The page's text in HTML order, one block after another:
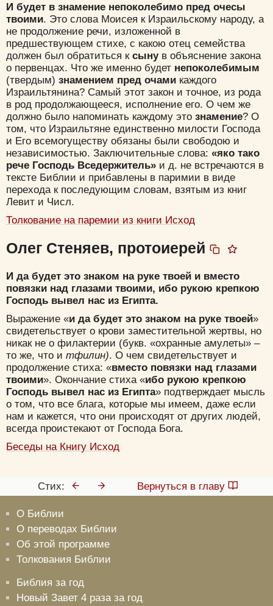
И будет в знамение непоколебимо пред очесы
твоими. Это слова Моисея к Израильскому народу, а
не продолжение речи, изложенной в
предшествующем стихе, с какою отец семейства
должен был обратиться к сынув объяснение закона
о первенцах. Что же именно будет непоколебимым
(твердым) знамением пред очами каждого
Израильтянина? Самый этот закон и точное, из рода
в род продолжающееся, исполнение его. О чем же
должно было напоминать каждому это знамение? О
том, что Израильтяне единственно милости Господа
и Его всемогуществу обязаны были свободою и
независимостью. Заключительные слова: «яко тако
рече Господь Вседержитель» и д. не встречаются в
тексте Библии и прибавлены в паримии в виде
перехода к последующим словам, взятым из книг
Левит и Числ.
Толкование на паремии из книги Исход
Олег Стеняев, протоиерей
И да будет это знаком на руке твоей и вместо
повязки над глазами твоими, ибо рукою крепкою
Господь вывел нас из Египта.
Выражение «и да будет это знаком на руке твоей»
свидетельствует о крови заместительной жертвы, но
никак не о филактерии (букв. «охранные амулеты» –
то же, что и тфилин). О чем свидетельствует и
продолжение стиха: «вместо повязки над глазами
твоими». Окончание стиха «ибо рукою крепкою
Господь вывел нас из Египта» подтверждает мысль
о том, что все блага, которые мы имеем, даже если
нам и кажется, что они происходят от других людей,
всегда проистекают от Господа Бога.
Беседы на Книгу Исход
Стих: Вернуться в главу
О Библии
О переводах Библии
Об этой программе
Толкования Библии
Библия за год
Новый Завет 4 раза за год
Удалить Сохранить